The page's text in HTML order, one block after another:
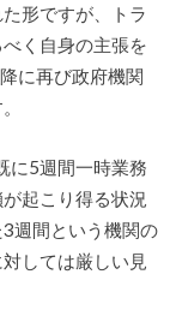
形ですが、トラ
く自身の主張を
に再び政府機関
に5週間一時業務
起こり得る状況
週間という機関の
しては厳しい見